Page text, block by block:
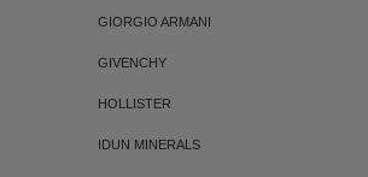
GIORGIO ARMANI
GIVENCHY
HOLLISTER
IDUN MINERALS